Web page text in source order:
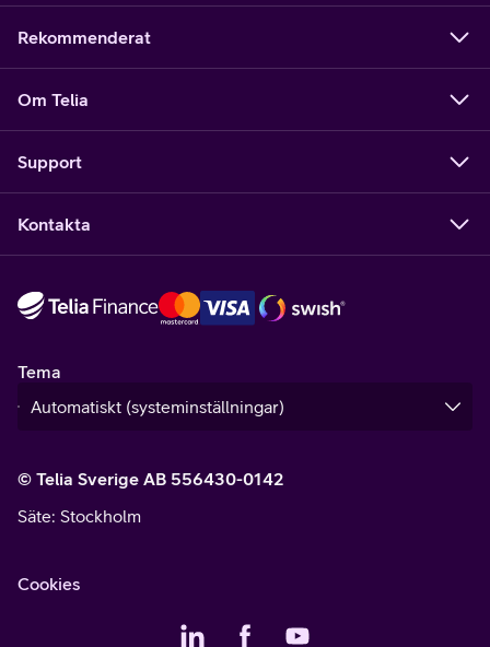
Rekommenderat
Om Telia
Support
Kontakta
Tema
© Telia Sverige AB 556430-0142
Säte: Stockholm
Cookies